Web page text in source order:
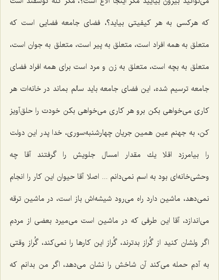
كه هركسی به هر كیفیتی بیاید؟، فضای جامعه فضایی است كه
متعلق به همه افراد است، متعلق به پیر است، متعلق به جوان است،
متعلق به بچه است، متعلق به زن و مرد است برای همه افراد فضای
جامعه ترسیم شده، این فضای جامعه باید سالم بماند در خانه‌ات هر
كاری می‌خواهی بكن برو هر كاری می‌خواهی بكن خودت را حلق‌آویز
كن، به جهنم عین همین جریان چهارشنبه‌سوری، خدا پدر این دولت
را بیامرزد اقلا یك مقدار امسال جلویش را گرفتند آقا چه
وحشی‌خانه‌ای بود به اسم نمی‌دانم ... اصلا آقا حیوان این كار را انجام
نمی‌دهد، ماشین دارد راه می‌رود شیشه‌اش باز است، در ماشین ترقه
می‌اندازد، آقا این طرفی كه در ماشین است می‌میرد بعضی از مردم
اگر ولشان كنید از گُراز بدترند، گُراز این كارها را نمی‌كند، گُراز وقتی
به آدم حمله می‌كند آن شاخش را نشان می‌دهد، اگر من بدانم كه